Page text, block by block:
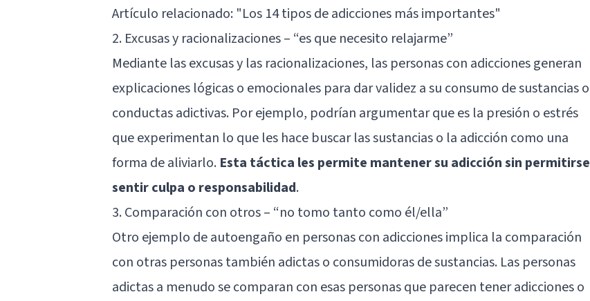
Artículo relacionado: "Los 14 tipos de adicciones más importantes"
2. Excusas y racionalizaciones – “es que necesito relajarme”
Mediante las excusas y las racionalizaciones, las personas con adicciones generan
explicaciones lógicas o emocionales para dar validez a su consumo de sustancias o
conductas adictivas. Por ejemplo, podrían argumentar que es la presión o estrés
que experimentan lo que les hace buscar las sustancias o la adicción como una
forma de aliviarlo. Esta táctica les permite mantener su adicción sin permitirse
sentir culpa o responsabilidad.
3. Comparación con otros – “no tomo tanto como él/ella”
Otro ejemplo de autoengaño en personas con adicciones implica la comparación
con otras personas también adictas o consumidoras de sustancias. Las personas
adictas a menudo se comparan con esas personas que parecen tener adicciones o